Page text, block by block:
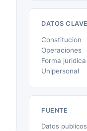
DATOS CLAVE
Constitucion
Operaciones
Forma juridica
Unipersonal
FUENTE
Datos